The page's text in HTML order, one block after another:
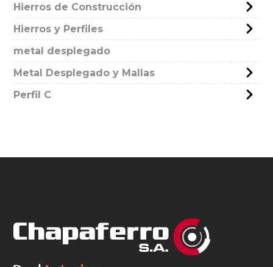
Hierros de Construcción
Hierros y Perfiles
metal desplegado
Metal Desplegado y Mallas
Perfil C